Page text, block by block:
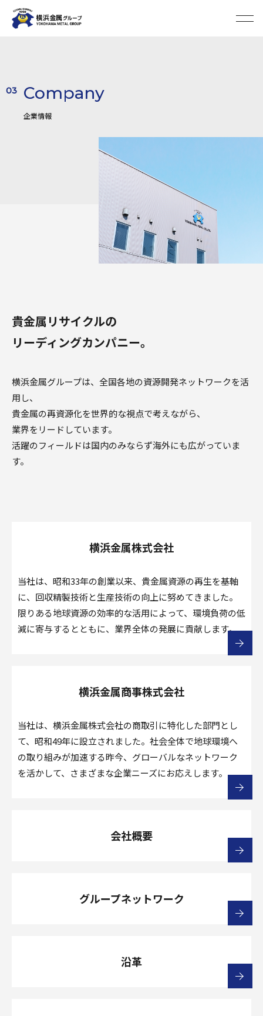
企業情報
03 Company
貴金属リサイクルの
リーディングカンパニー。
横浜金属グループは、全国各地の資源開発ネットワークを活
用し、
貴金属の再資源化を世界的な視点で考えながら、
業界をリードしています。
活躍のフィールドは国内のみならず海外にも広がっていま
す。
横浜金属株式会社
当社は、昭和33年の創業以来、貴金属資源の再生を基軸
に、回収精製技術と生産技術の向上に努めてきました。
限りある地球資源の効率的な活用によって、環境負荷の低
減に寄与するとともに、業界全体の発展に貢献します。
横浜金属商事株式会社
当社は、横浜金属株式会社の商取引に特化した部門とし
て、昭和49年に設立されました。社会全体で地球環境へ
の取り組みが加速する昨今、グローバルなネットワーク
を活かして、さまざまな企業ニーズにお応えします。
会社概要
グループネットワーク
沿革